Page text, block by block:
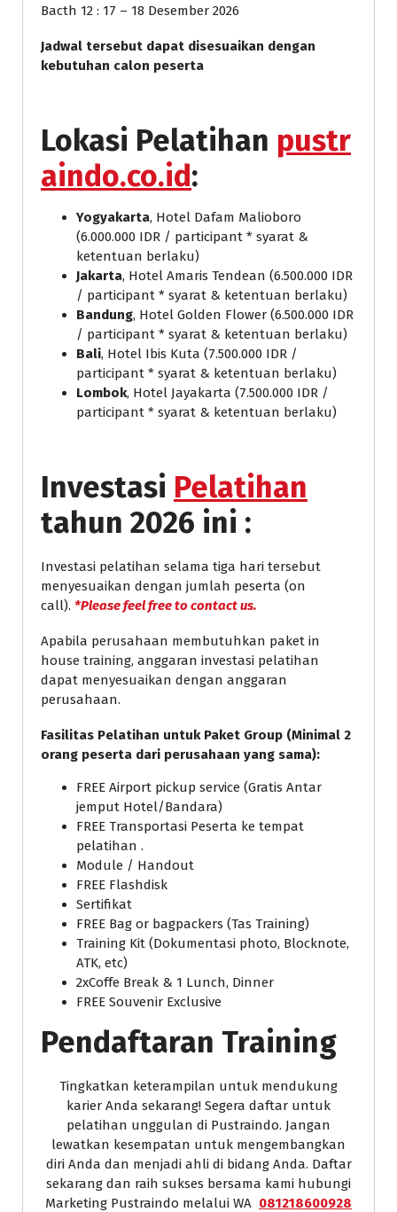
Bacth 12 : 17 – 18 Desember 2026
Jadwal tersebut dapat disesuaikan dengan
kebutuhan calon peserta
Lokasi Pelatihan pustr
aindo.co.id:
Yogyakarta, Hotel Dafam Malioboro
(6.000.000 IDR / participant * syarat &
ketentuan berlaku)
Jakarta, Hotel Amaris Tendean (6.500.000 IDR
/ participant * syarat & ketentuan berlaku)
Bandung, Hotel Golden Flower (6.500.000 IDR
/ participant * syarat & ketentuan berlaku)
Bali, Hotel Ibis Kuta (7.500.000 IDR /
participant * syarat & ketentuan berlaku)
Lombok, Hotel Jayakarta (7.500.000 IDR /
participant * syarat & ketentuan berlaku)
Investasi Pelatihan
tahun 2026 ini :
Investasi pelatihan selama tiga hari tersebut
menyesuaikan dengan jumlah peserta (on
call). *Please feel free to contact us.
Apabila perusahaan membutuhkan paket in
house training, anggaran investasi pelatihan
dapat menyesuaikan dengan anggaran
perusahaan.
Fasilitas Pelatihan untuk Paket Group (Minimal 2
orang peserta dari perusahaan yang sama):
FREE Airport pickup service (Gratis Antar
jemput Hotel/Bandara)
FREE Transportasi Peserta ke tempat
pelatihan .
Module / Handout
FREE Flashdisk
Sertifikat
FREE Bag or bagpackers (Tas Training)
Training Kit (Dokumentasi photo, Blocknote,
ATK, etc)
2xCoffe Break & 1 Lunch, Dinner
FREE Souvenir Exclusive
Pendaftaran Training
Tingkatkan keterampilan untuk mendukung
karier Anda sekarang! Segera daftar untuk
pelatihan unggulan di Pustraindo. Jangan
lewatkan kesempatan untuk mengembangkan
diri Anda dan menjadi ahli di bidang Anda. Daftar
sekarang dan raih sukses bersama kami hubungi
Marketing Pustraindo melalui WA 081218600928